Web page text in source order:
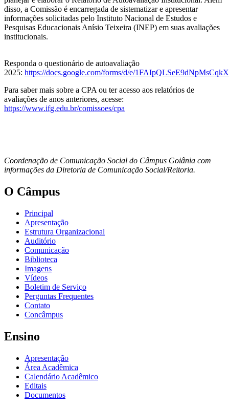
disso, a Comissão é encarregada de sistematizar e apresentar
informações solicitadas pelo Instituto Nacional de Estudos e
Pesquisas Educacionais Anísio Teixeira (INEP) em suas avaliações
institucionais.
Responda o questionário de autoavaliação
2025: https://docs.google.com/forms/d/e/
Para saber mais sobre a CPA ou ter acesso aos relatórios de
avaliações de anos anteriores, acesse:
https://www.ifg.edu.br/comissoes/cpa
Coordenação de Comunicação Social do Câmpus Goiânia com
informações da Diretoria de Comunicação Social/Reitoria.
O Câmpus
Principal
Apresentação
Estrutura Organizacional
Auditório
Comunicação
Biblioteca
Imagens
Vídeos
Boletim de Serviço
Perguntas Frequentes
Contato
Concâmpus
Ensino
Apresentação
Área Acadêmica
Calendário Acadêmico
Editais
Documentos